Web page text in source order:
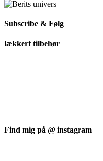
Subscribe & Følg
lækkert tilbehør
Find mig på @ instagram